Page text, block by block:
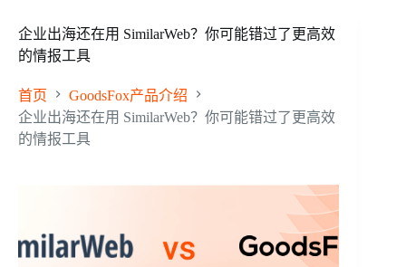
企业出海还在用 SimilarWeb？你可能错过了更高效
的情报工具
首页
GoodsFox产品介绍
企业出海还在用 SimilarWeb？你可能错过了更高效
的情报工具